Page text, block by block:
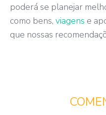
poderá se planejar
como bens, viagens e
que nossas